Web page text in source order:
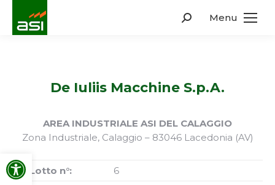
Apri la barra degli strumenti
Menu
Search:
De Iuliis Macchine S.p.A.
AREA INDUSTRIALE ASI DEL CALAGGIO
Zona Industriale, Calaggio – 83046 Lacedonia (AV)
Lotto n°:
6